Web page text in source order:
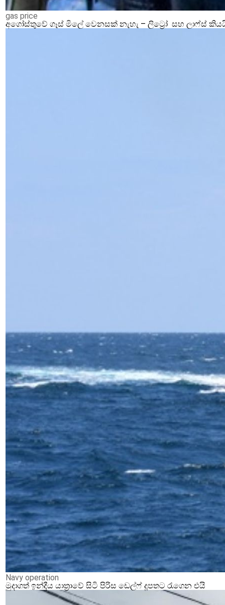
gas price
අගෝස්තුවේ ගෑස් මිලේ වෙනසක් නැහැ – ලිට්‍රෝ සහ ලාෆ්ස්
Navy operation
මුදාගත් ඉන්දීය යාත්‍රාවේ සිටි පිරිස ඩෙල්ෆ් දූපතට රැගෙන එයි